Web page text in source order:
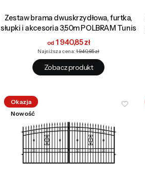
Zestaw brama dwuskrzydłowa, furtka,
słupki i akcesoria 3,50m POLBRAM Tunis
Cena promocyjna
1 940,85 zł
Najniższa cena: 1 940,85 zł
Zobacz produkt
Okazja
Nowość